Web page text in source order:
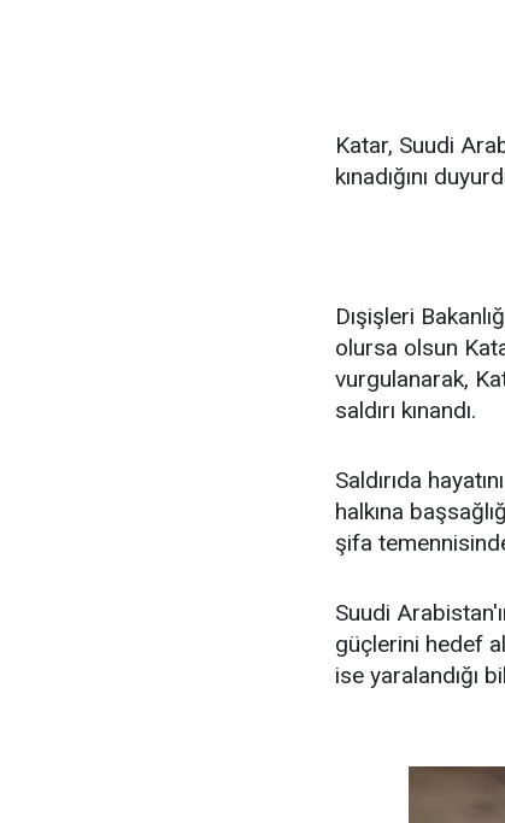
Katar, Suudi
kınadığını
Dışişleri
olursa olsun
vurgulanarak,
saldırı kınandı.
Saldırıda
halkına
şifa
Suudi
güçlerini hedef
ise yaralandığı